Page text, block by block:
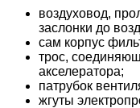
воздуховод,
заслонки до
сам корпус
трос,
акселератора;
патрубок
жгуты